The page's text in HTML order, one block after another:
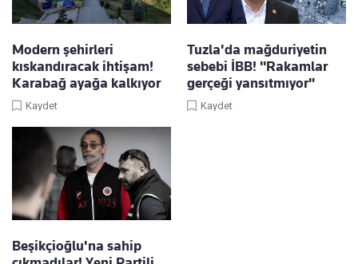
Modern şehirleri
kıskandıracak ihtişam!
Karabağ ayağa kalkıyor
Kaydet
Tuzla'da mağduriyetin
sebebi İBB! "Rakamlar
gerçeği yansıtmıyor"
Kaydet
Beşikçioğlu'na sahip